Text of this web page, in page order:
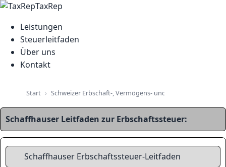
TaxRep
Leistungen
Steuerleitfaden
Über uns
Kontakt
Start Schweizer Erbschaft-, Vermögens- und Immobiliensteuer-
Schaffhauser Leitfaden zur Erbschaftssteuer:
Schaffhauser Erbschaftssteuer-Leitfaden